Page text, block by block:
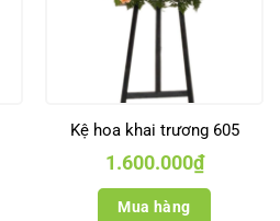
Kệ hoa khai trương 605
1.600.000₫
Mua hàng